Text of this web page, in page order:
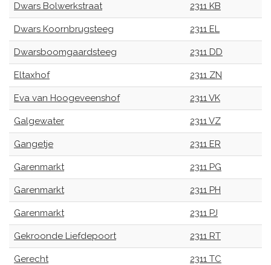
Dwars Bolwerkstraat 2311 KB
Dwars Koornbrugsteeg 2311 EL
Dwarsboomgaardsteeg 2311 DD
Eltaxhof 2311 ZN
Eva van Hoogeveenshof 2311 VK
Galgewater 2311 VZ
Gangetje 2311 ER
Garenmarkt 2311 PG
Garenmarkt 2311 PH
Garenmarkt 2311 PJ
Gekroonde Liefdepoort 2311 RT
Gerecht 2311 TC